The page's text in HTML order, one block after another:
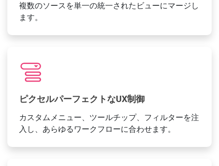
複数のソースを単一の統一されたビューにマージし
ます。
ピクセルパーフェクトなUX制御
カスタムメニュー、ツールチップ、フィルターを注
入し、あらゆるワークフローに合わせます。